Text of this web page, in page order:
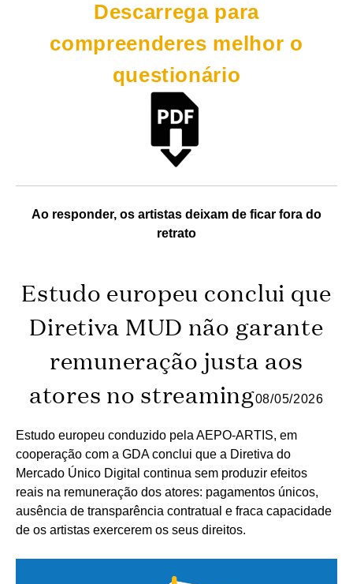
Descarrega para
compreenderes melhor o
questionário
Ao responder, os artistas deixam de ficar fora do
retrato
Estudo europeu conclui que
Diretiva MUD não garante
remuneração justa aos
atores no streaming08/05/2026
Estudo europeu conduzido pela AEPO-ARTIS, em
cooperação com a GDA conclui que a Diretiva do
Mercado Único Digital continua sem produzir efeitos
reais na remuneração dos atores: pagamentos únicos,
ausência de transparência contratual e fraca capacidade
de os artistas exercerem os seus direitos.